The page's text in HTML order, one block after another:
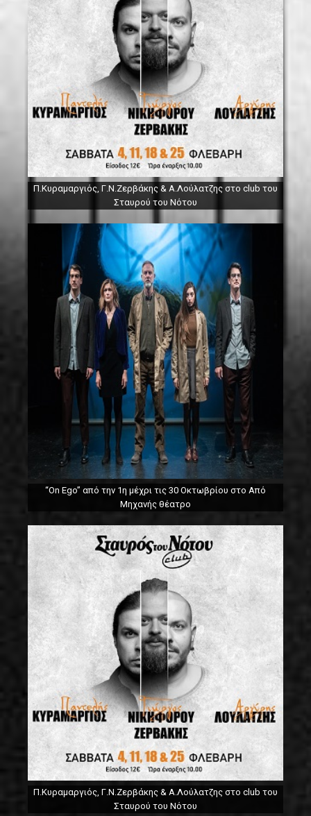
Π.Κυραμαργιός, Γ.Ν.Ζερβάκης & Α.Λούλατζης στο club του
Σταυρού του Νότου
“On Ego” από την 1η μέχρι τις 30 Οκτωβρίου στο Από
Μηχανής θέατρο
Π.Κυραμαργιός, Γ.Ν.Ζερβάκης & Α.Λούλατζης στο club του
Σταυρού του Νότου